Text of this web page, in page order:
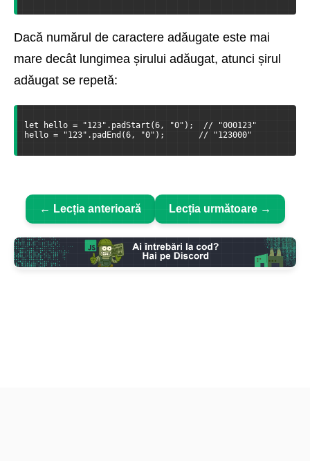
Dacă numărul de caractere adăugate este mai
mare decât lungimea șirului adăugat, atunci șirul
adăugat se repetă:
let hello = "123".padStart(6, "0");  // "000123"
hello = "123".padEnd(6, "0");       // "123000"
← Lecția anterioară Lecția următoare →